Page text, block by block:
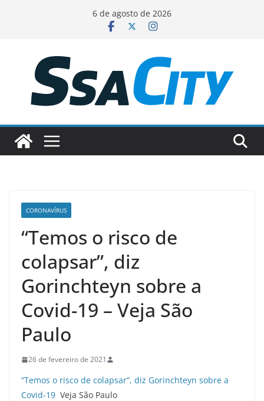
conteúdo
6 de agosto de 2026
CORONAVÍRUS
“Temos o risco de
colapsar”, diz
Gorinchteyn sobre a
Covid-19 – Veja São
Paulo
26 de fevereiro de 2021
“Temos o risco de colapsar”, diz Gorinchteyn sobre a
Covid-19 Veja São Paulo